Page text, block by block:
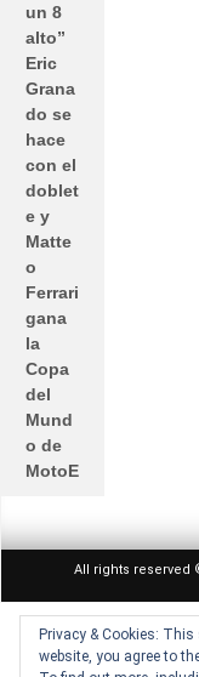
Privacy & Cookies:
website, you agree to
un 8
alto”
Eric
Grana
do se
hace
con el
doblet
e y
Matte
o
Ferrari
gana
la
Copa
del
Mund
o de
MotoE
All rights reserved